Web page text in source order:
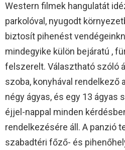
Western filmek hangulatát
parkolóval, nyugodt
biztosít pihenést
mindegyike külön bejáratú ,
felszerelt. Választható szóló
szoba, konyhával rendelkező
négy ágyas, és egy 13 ágyas
éjjel-nappal minden
rendelkezésére áll. A panzió
szabadtéri főző- és